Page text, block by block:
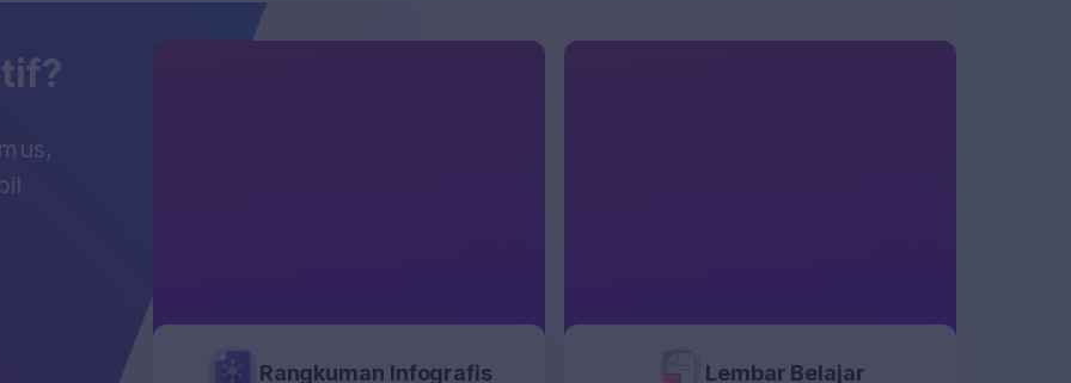
Rangkuman Infografis Lembar Belajar